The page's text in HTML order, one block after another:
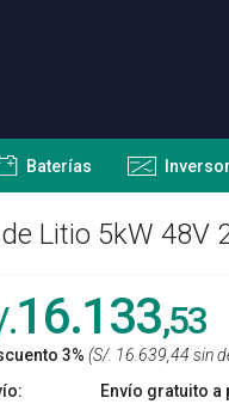
Baterías
Litio 5kW 48V
16.133,53
3% (S/. 16.639,44 sin
Envío gratuito a